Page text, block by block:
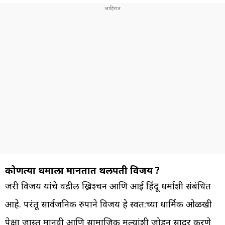
कोणत्या धर्माला मानतात थलपती विजय ?
जरी विजय यांचे वडील ख्रिश्चन आणि आई हिंदू धर्माशी संबंधित
आहे. परंतू सार्वजनिक रुपाने विजय हे स्वत:च्या धार्मिक ओळखी
पेक्षा जास्त मानवी आणि सामाजिक मुल्यांशी जोडून सादर करणे